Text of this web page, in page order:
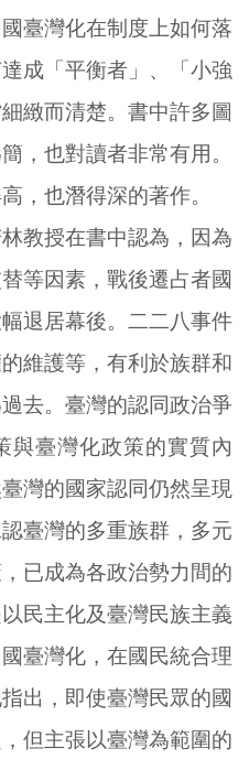
臺灣化在制度上如何落
成「平衡者」、「小強
緻而清楚。書中許多圖
，也對讀者非常有用。
，也潛得深的著作。
授在書中認為，因為
等因素，戰後遷占者國
退居幕後。二二八事件
維護等，有利於族群和
去。臺灣的認同政治爭
與臺灣化政策的實質內
灣的國家認同仍然呈現
臺灣的多重族群，多元
已成為各政治勢力間的
民主化及臺灣民族主義
臺灣化，在國民統合理
出，即使臺灣民眾的國
但主張以臺灣為範圍的